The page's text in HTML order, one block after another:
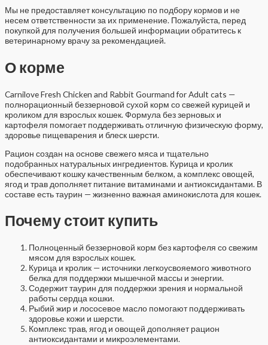
Мы не предоставляет консультацию по подбору кормов и не
несем ответственности за их применение. Пожалуйста, перед
покупкой для получения большей информации обратитесь к
ветеринарному врачу за рекомендацией.
О корме
Carnilove Fresh Chicken and Rabbit Gourmand for Adult cats —
полнорационный беззерновой сухой корм со свежей курицей и
кроликом для взрослых кошек. Формула без зерновых и
картофеля помогает поддерживать отличную физическую форму,
здоровье пищеварения и блеск шерсти.
Рацион создан на основе свежего мяса и тщательно
подобранных натуральных ингредиентов. Курица и кролик
обеспечивают кошку качественным белком, а комплекс овощей,
ягод и трав дополняет питание витаминами и антиоксидантами. В
составе есть таурин — жизненно важная аминокислота для кошек.
Почему стоит купить
Полноценный беззерновой корм без картофеля со свежим
мясом для взрослых кошек.
Курица и кролик — источники легкоусвояемого животного
белка для поддержки мышечной массы и энергии.
Содержит таурин для поддержки зрения и нормальной
работы сердца кошки.
Рыбий жир и лососевое масло помогают поддерживать
здоровье кожи и шерсти.
Комплекс трав, ягод и овощей дополняет рацион
антиоксидантами и микроэлементами.